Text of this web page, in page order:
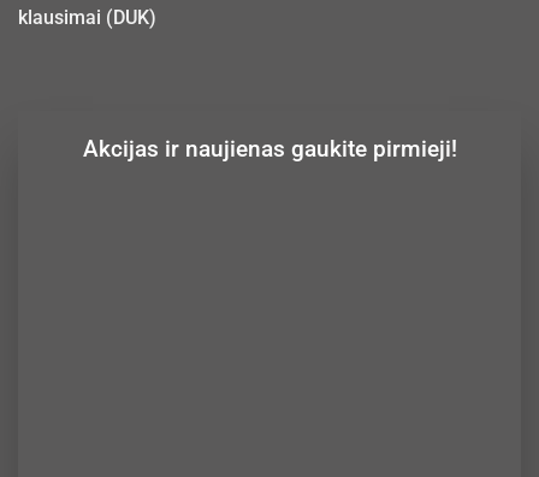
klausimai (DUK)
Akcijas ir naujienas gaukite pirmieji!